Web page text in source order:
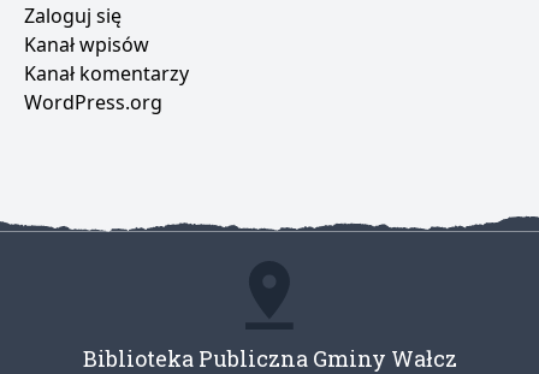
Zaloguj się
Kanał wpisów
Kanał komentarzy
WordPress.org
Biblioteka Publiczna Gminy Wałcz